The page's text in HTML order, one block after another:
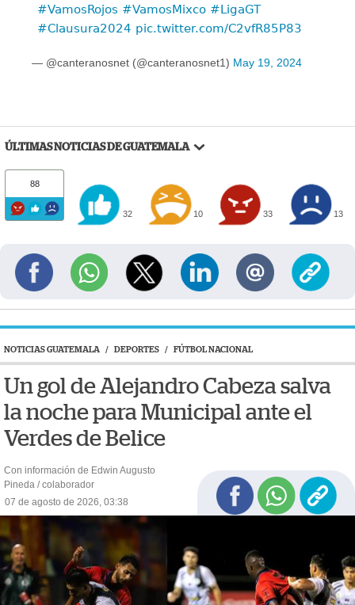
#VamosRojos #VamosMixco #LigaGT
#Clausura2024 pic.twitter.com/C2vfR85P83
— @canteranosnet (@canteranosnet1) May 19, 2024
ÚLTIMAS NOTICIAS DE GUATEMALA
88
32 10 33 13
NOTICIAS GUATEMALA / DEPORTES / FÚTBOL NACIONAL
Un gol de Alejandro Cabeza salva
la noche para Municipal ante el
Verdes de Belice
Con información de Edwin Augusto
Pineda / colaborador
07 de agosto de 2026, 03:38